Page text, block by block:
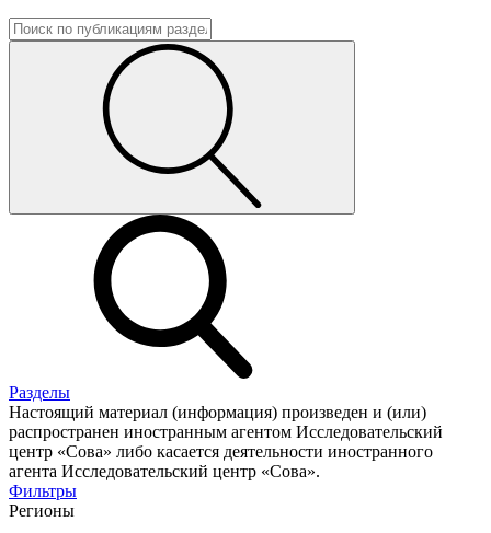
Разделы
Настоящий материал (информация) произведен и (или)
распространен иностранным агентом Исследовательский
центр «Сова» либо касается деятельности иностранного
агента Исследовательский центр «Сова».
Фильтры
Регионы